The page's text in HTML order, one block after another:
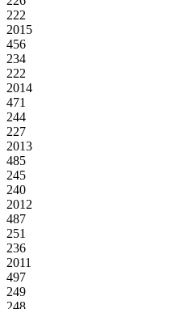
222
2015
456
234
222
2014
471
244
227
2013
485
245
240
2012
487
251
236
2011
497
249
248